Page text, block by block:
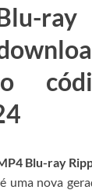
ray
Blu-ray
uma nova